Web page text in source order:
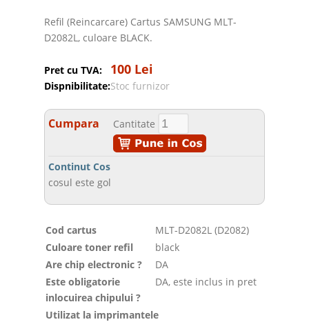
Refil (Reincarcare) Cartus SAMSUNG MLT-
D2082L, culoare BLACK.
Pret cu TVA: 100 Lei
Dispnibilitate:Stoc furnizor
Cumpara Cantitate
Continut Cos
cosul este gol
Cod cartus
MLT-D2082L (D2082)
Culoare toner refil
black
Are chip electronic ?
DA
Este obligatorie
inlocuirea chipului ?
DA, este inclus in pret
Utilizat la imprimantele